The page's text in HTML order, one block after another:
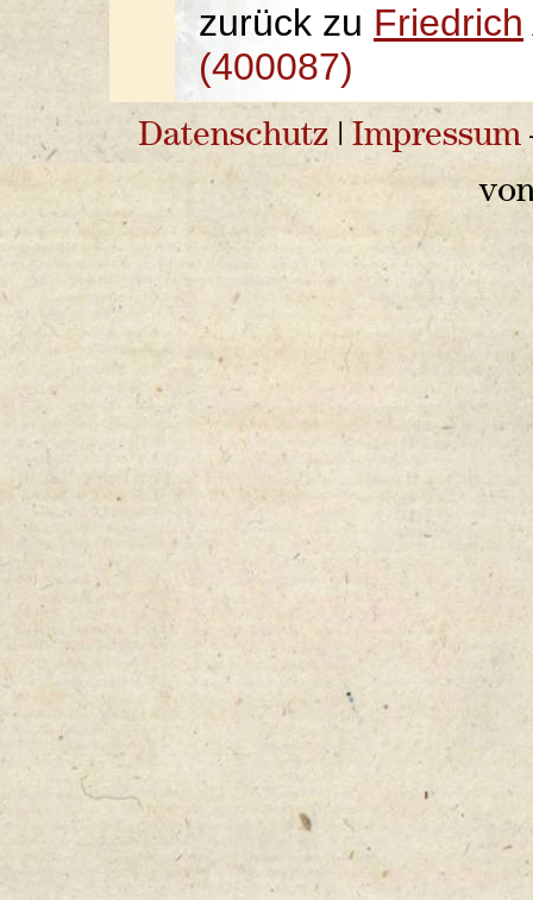
zurück zu Friedrich
(400087)
Datenschutz Impressum